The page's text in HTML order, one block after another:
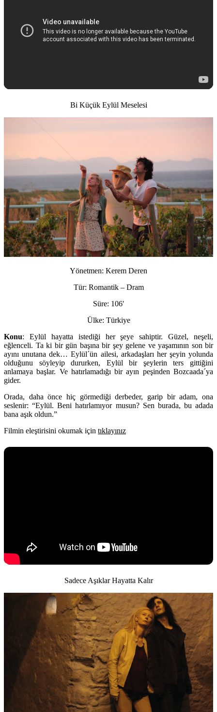
Bi Küçük Eylül Meselesi
Yönetmen: Kerem Deren
Tür: Romantik – Dram
Süre: 106′
Ülke: Türkiye
Konu: Eylül hayatta istediği her şeye sahiptir. Güzel, neşeli,
eğlenceli. Ta ki bir gün başına bir şey gelene ve yaşamının son bir
ayını unutana dek… Eylül´ün ailesi, arkadaşları her şeyin yolunda
olduğunu söyleyip dururken, Eylül bir şeylerin ters gittiğini
anlamaya başlar. Ve hatırlamadığı bir ayın peşinden Bozcaada´ya
gider.
Orada, daha önce hiç görmediği derbeder, garip bir adam, ona
seslenir: “Eylül. Beni hatırlamıyor musun? Sen burada, bu adada
bana aşık oldun.”
Filmin eleştirisini okumak için tıklayınız
Sadece Aşıklar Hayatta Kalır